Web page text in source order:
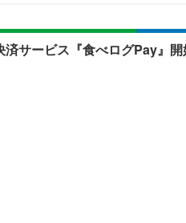
ラ
済サービス『食べログPay』